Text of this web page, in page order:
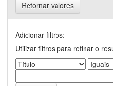
Retornar valores
Adicionar filtros:
Utilizar filtros para refinar o